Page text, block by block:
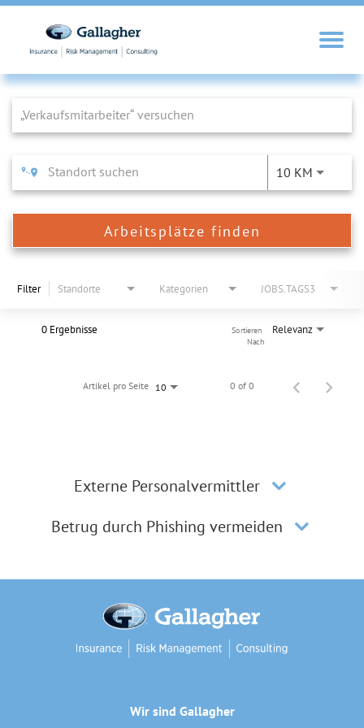
Job Search Page
10 KM
Arbeitsplätze finden
Filter Standorte Kategorien JOBS.TAGS3
0 Ergebnisse Relevanz
Sortieren
Nach
Artikel pro Seite 10 0 of 0
Externe Personalvermittler
Betrug durch Phishing vermeiden
Wir sind Gallagher